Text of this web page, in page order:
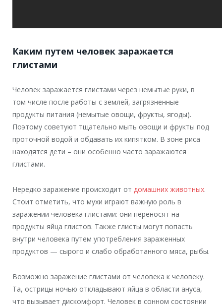
Каким путем человек заражается
глистами
Человек заражается глистами через немытые руки, в
том числе после работы с землей, загрязненные
продукты питания (немытые овощи, фрукты, ягоды).
Поэтому советуют тщательно мыть овощи и фрукты под
проточной водой и обдавать их кипятком. В зоне риса
находятся дети – они особенно часто заражаются
глистами.
Нередко заражение происходит от домашних животных.
Стоит отметить, что мухи играют важную роль в
заражении человека глистами: они переносят на
продукты яйца глистов. Также глисты могут попасть
внутри человека путем употребления зараженных
продуктов — сырого и слабо обработанного мяса, рыбы.
Возможно заражение глистами от человека к человеку.
Та, острицы ночью откладывают яйца в области ануса,
что вызывает дискомфорт. Человек в сонном состоянии